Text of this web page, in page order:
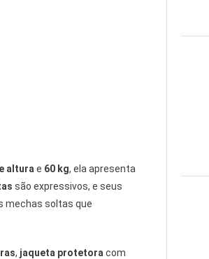
altura e 60 kg, ela apresenta
são expressivos, e seus
mechas soltas que
, jaqueta protetora com